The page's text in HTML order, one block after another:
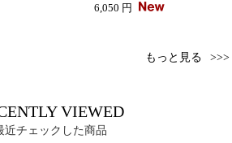
6,050 円
もっと見る
VIEWED
近チェックした商品